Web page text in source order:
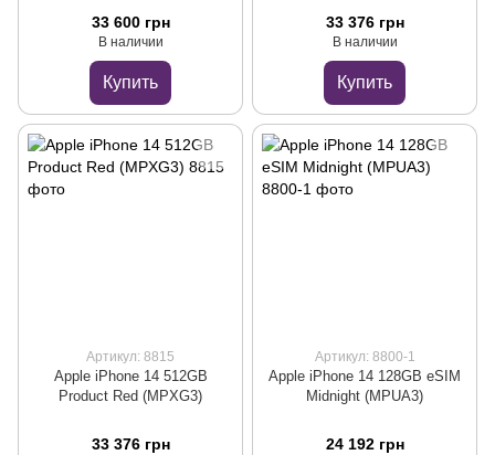
33 600 грн
В наличии
Купить
33 376 грн
В наличии
Купить
Артикул: 8815
Apple iPhone 14 512GB
Product Red (MPXG3)
33 376 грн
Артикул: 8800-1
Apple iPhone 14 128GB eSIM
Midnight (MPUA3)
24 192 грн